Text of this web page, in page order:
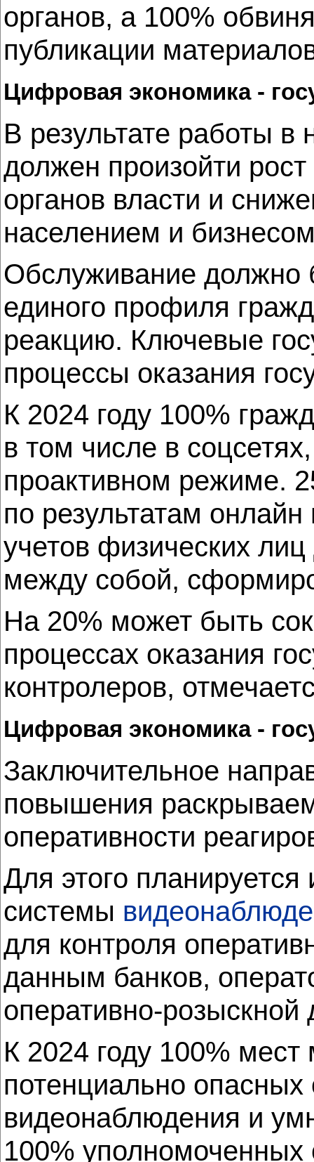
органов, а 100%
публикации
Цифровая экономика -
В результате работы
должен произойти
органов власти и
населением и
Обслуживание должно
единого профиля
реакцию. Ключевые
процессы оказания
К 2024 году 100%
в том числе в
проактивном режиме.
по результатам
учетов физических
между собой,
На 20% может быть
процессах оказания
контролеров,
Цифровая экономика -
Заключительное
повышения
оперативности
Для этого
системы
для контроля
данным банков,
оперативно-розыскной
К 2024 году 100%
потенциально
видеонаблюдения и
100% уполномоченных